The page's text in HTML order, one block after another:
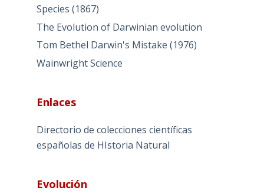
Species (1867)
The Evolution of Darwinian evolution
Tom Bethel Darwin's Mistake (1976)
Wainwright Science
Enlaces
Directorio de colecciones científicas
españolas de HIstoria Natural
Evolución